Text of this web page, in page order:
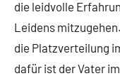
die leidvolle
Leidens
die Platzverteilung
dafür ist der Vater